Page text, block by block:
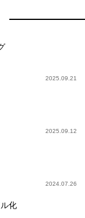
2025.09.21
2025.09.12
2024.07.26
化